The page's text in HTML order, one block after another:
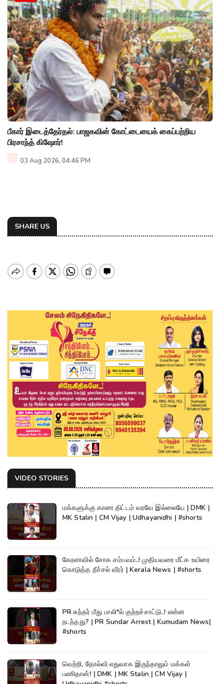
பீகார் இடைத்தேர்தல்: பாஜகவின் கோட்டையைக் கைப்பற்றிய
பிரசாந்த் கிஷோர்!
03 Aug 2026, 04:46 PM
SHARE US
VIDEO STORIES
மக்களுக்கு காண திட்டம் வரவே இல்லையே | DMK |
MK Stalin | CM Vijay | Udhayanidhi | #shorts
கேரளாவில் சோக சம்பவம்..! முதியவரை மீட்க உயிரை
கொடுத்த நீச்சல் வீரர் | Kerala News | #shorts
PR சுந்தர் மீது பாலி*ல் குற்றச்சாட்டு..! என்ன
நடந்தது? | PR Sundar Arrest | Kumudam News|
#shorts
வெற்றி, தோல்வி எதுவாக இருந்தாலும் மக்கள்
பணிதான்! | DMK | MK Stalin | CM Vijay |